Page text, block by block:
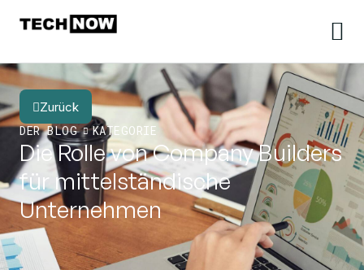
Zurück
DER BLOG
KATEGORIE
Die Rolle von Company Builders
für mittelständische
Unternehmen